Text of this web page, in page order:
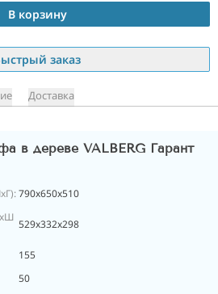
В корзину
заказ
Доставка
в дереве VALBERG Гарант
790x650x510
529x332x298
155
50